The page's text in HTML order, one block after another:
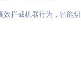
效拦截机器行为，智能